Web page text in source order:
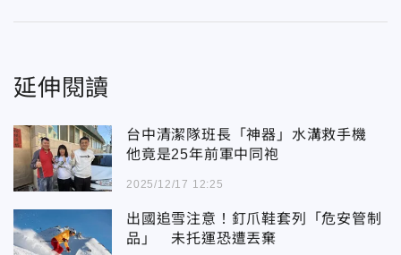
延伸閱讀
台中清潔隊班長「神器」水溝救手機
他竟是25年前軍中同袍
2025/12/17 12:25
出國追雪注意！釘爪鞋套列「危安管制
品」 未托運恐遭丟棄